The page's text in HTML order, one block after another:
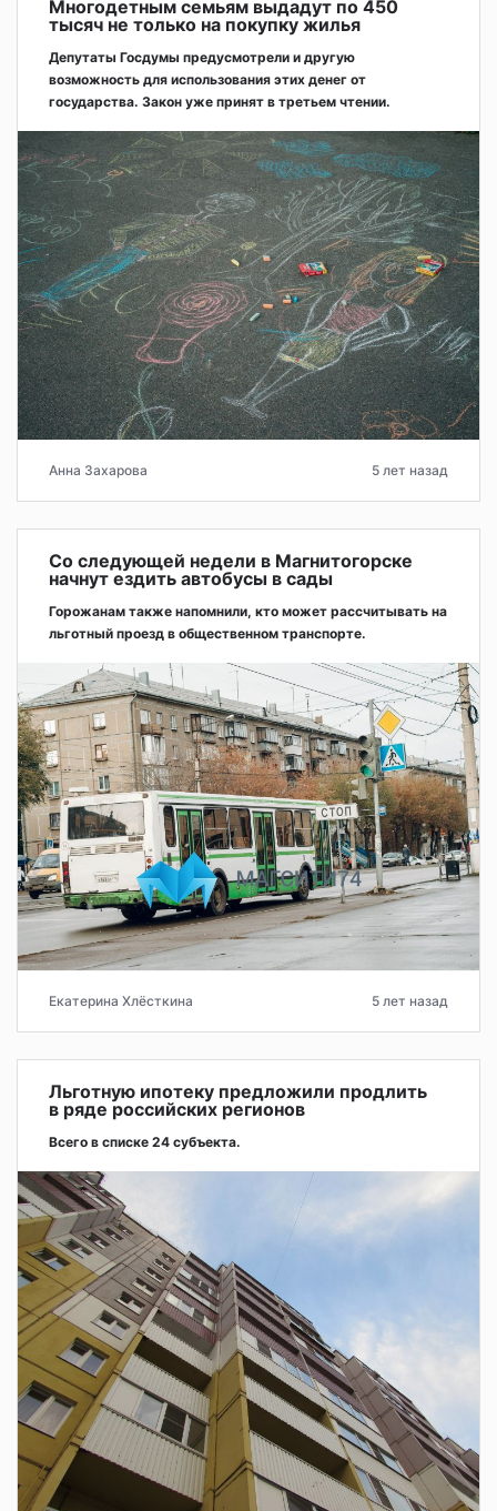
Многодетным семьям выдадут по 450
тысяч не только на покупку жилья
Депутаты Госдумы предусмотрели и другую
возможность для использования этих денег от
государства. Закон уже принят в третьем чтении.
Анна Захарова 5 лет назад
Со следующей недели в Магнитогорске
начнут ездить автобусы в сады
Горожанам также напомнили, кто может рассчитывать на
льготный проезд в общественном транспорте.
Екатерина Хлёсткина 5 лет назад
Льготную ипотеку предложили продлить
в ряде российских регионов
Всего в списке 24 субъекта.